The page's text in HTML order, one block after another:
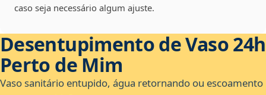
caso seja necessário algum ajuste.
Desentupimento de Vaso 24h
Perto de Mim
Vaso sanitário entupido, água retornando ou escoamento